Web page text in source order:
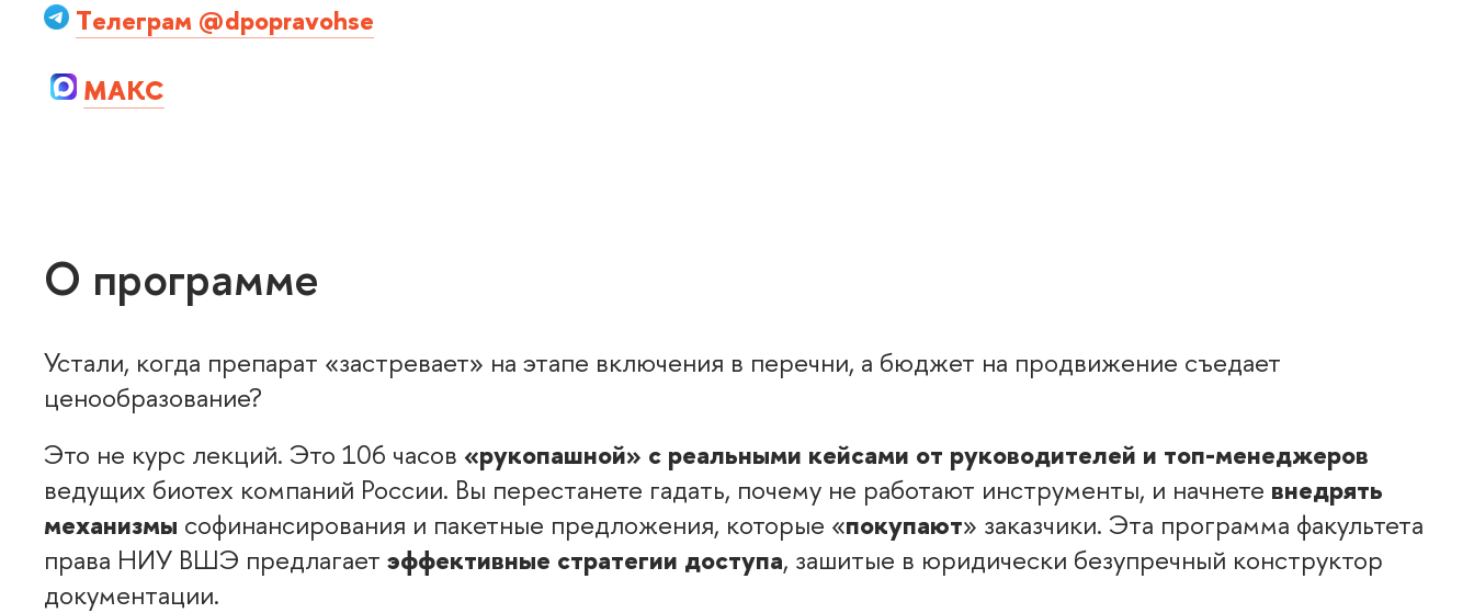
Tелеграм @dpopravohse
MAКС
О программе
Устали, когда препарат «застревает» на этапе включения в перечни, а бюджет на продвижение съедает
ценообразование?
Это не курс лекций. Это 106 часо «рукопашной» с реальными кейсами от руководителей и топ-менеджеро
едущих биотех компаний России. Вы перестанете гадать, почему не работают инструменты, и начнете недрять
механизмы софинансирования и пакетные предложения, которые «покупают» заказчики. Эта программа факультета
права НИУ ВШЭ предлагает эффективные стратегии доступа, зашитые в юридически безупречный конструктор
документации.